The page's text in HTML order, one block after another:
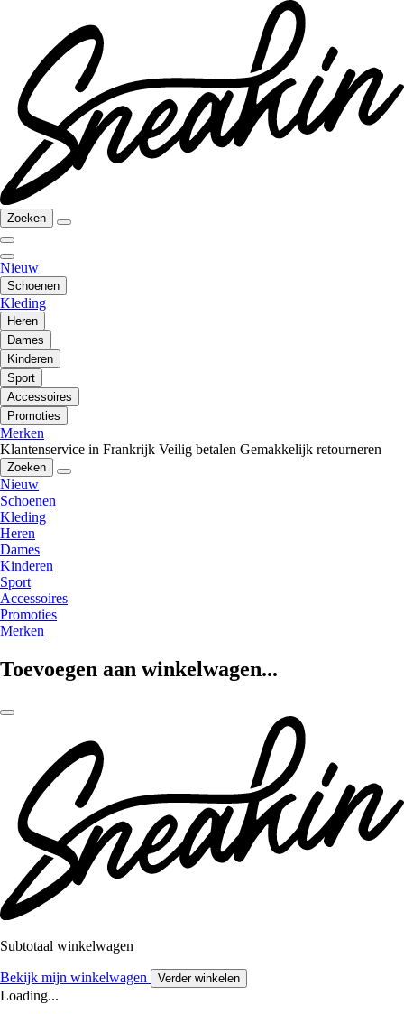
Zoeken
Nieuw
Schoenen
Kleding
Heren
Dames
Kinderen
Sport
Accessoires
Promoties
Merken
Klantenservice in Frankrijk Veilig betalen Gemakkelijk retourneren
Zoeken
Nieuw
Schoenen
Kleding
Heren
Dames
Kinderen
Sport
Accessoires
Promoties
Merken
Toevoegen aan winkelwagen...
Subtotaal winkelwagen
Bekijk mijn winkelwagen Verder winkelen
Loading...